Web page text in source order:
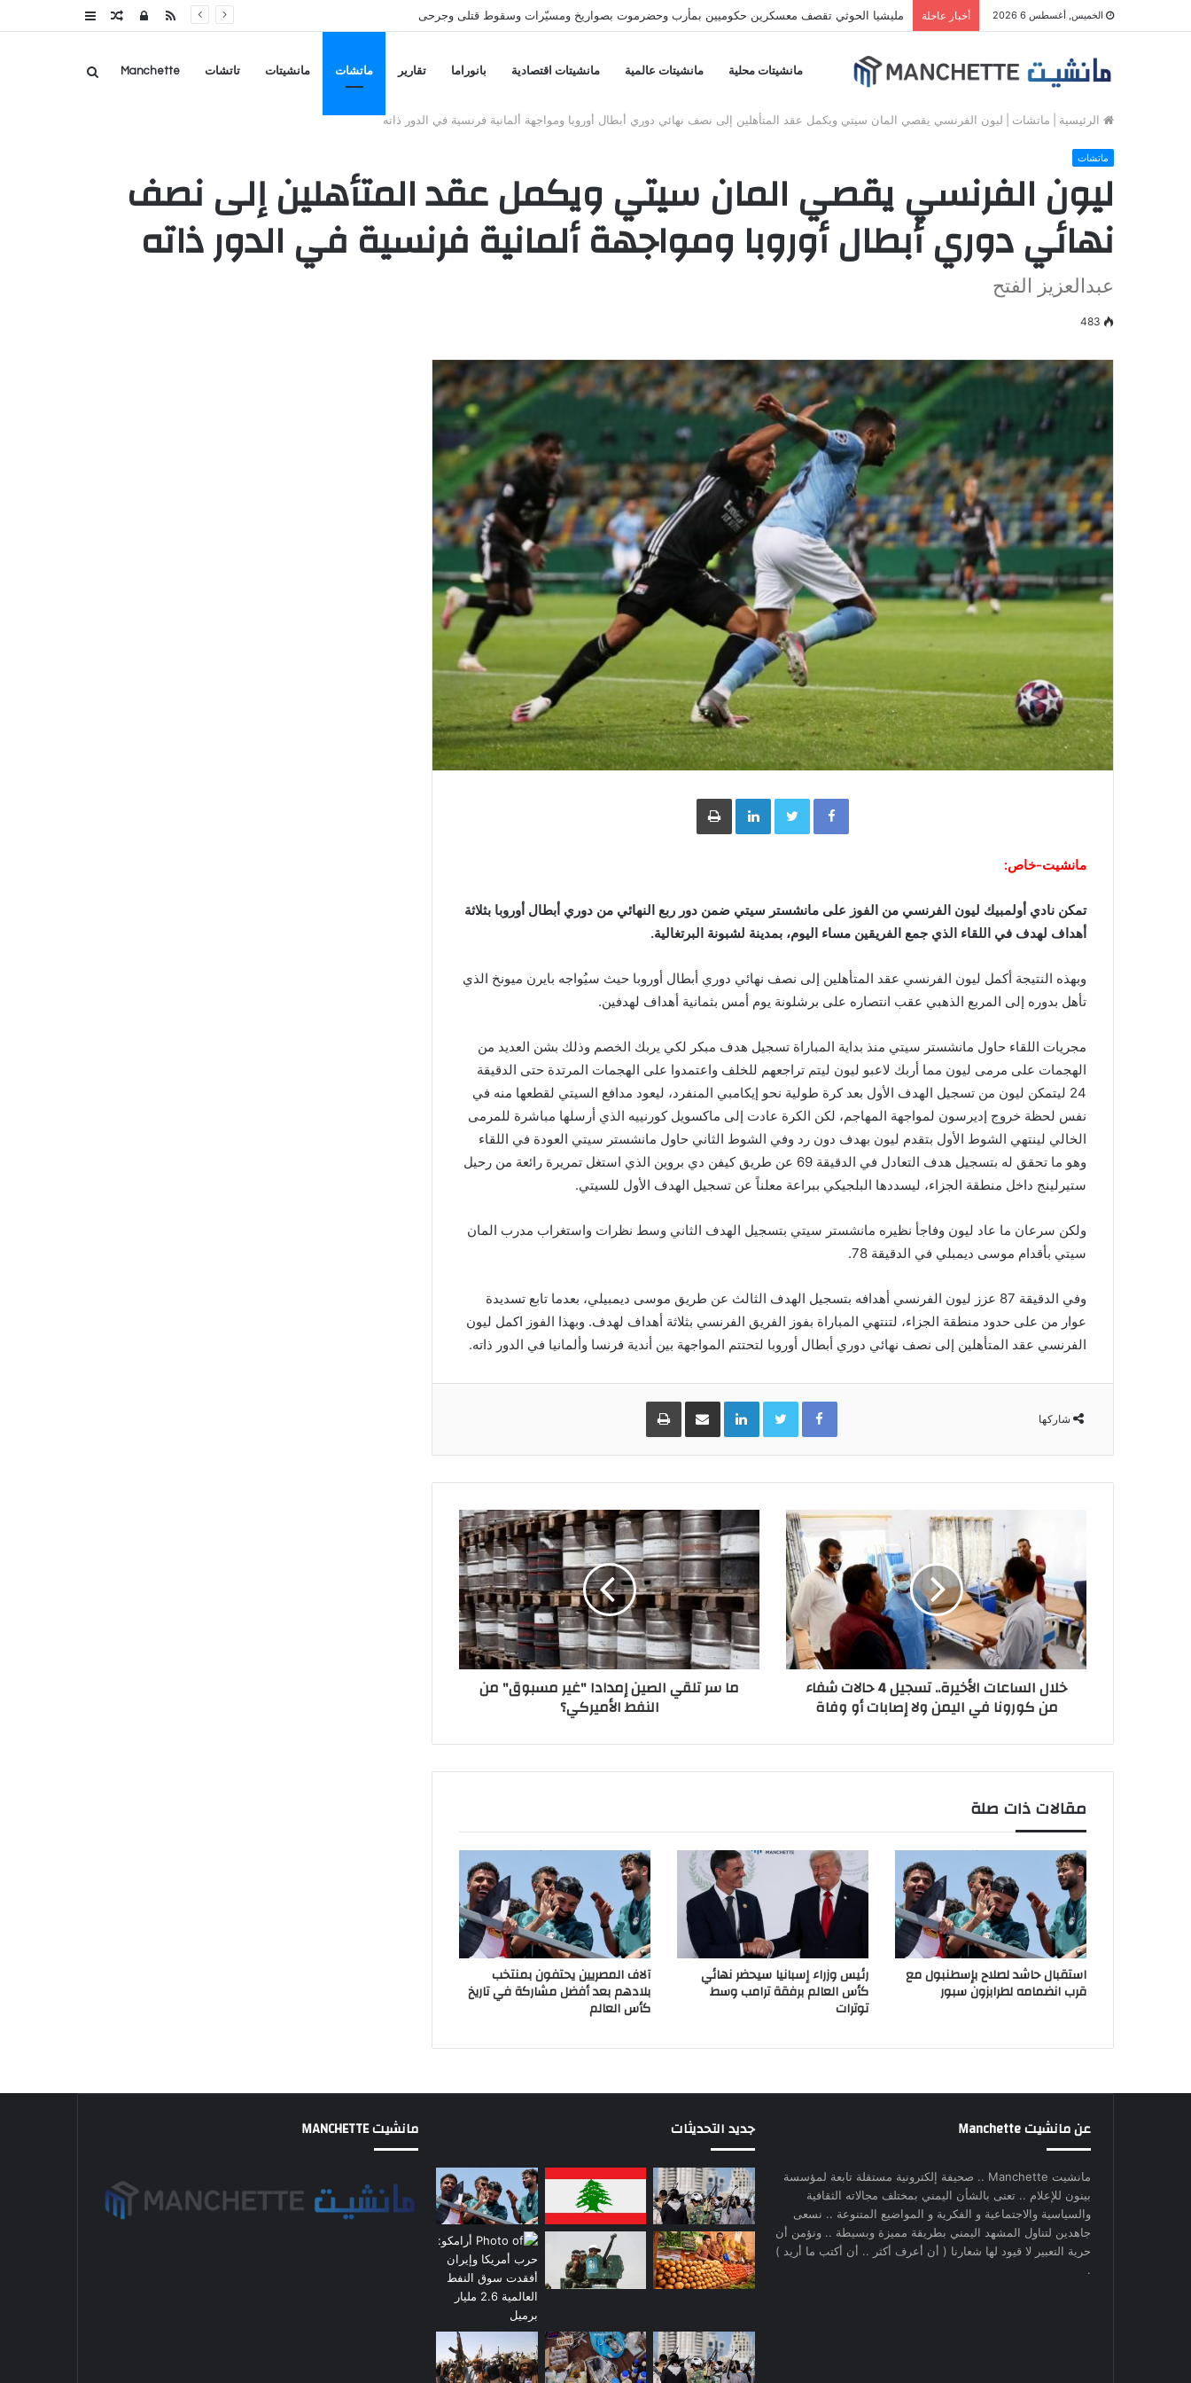
الخميس, أغسطس 6 2026 أخبار عاجلة إسرائيل تقصف جنوب لبنان عقب مقتل جنديين ومحادثات روما تستمر عمودمقالتسجيلRSS
مانشيتات محلية مانشيتات عالمية مانشيتات اقتصادية بانوراما تقارير ماتشات مانشيتات تاتشات Manchette بحث
الرئيسية ماتشات ليون الفرنسي يقصي المان سيتي ويكمل عقد المتأهلين إلى نصف نهائي دوري أبطال أوروبا ومواجهة ألمانية فرنسية في الدور ذاته
ماتشات
ليون الفرنسي يقصي المان سيتي ويكمل عقد المتأهلين إلى نصف
نهائي دوري أبطال أوروبا ومواجهة ألمانية فرنسية في الدور ذاته
عبدالعزيز الفتح
483
Facebook
Twitter
LinkedInطباعة
مانشيت-خاص:
تمكن نادي أولمبيك ليون الفرنسي من الفوز على مانشستر سيتي ضمن دور ربع النهائي من دوري أبطال أوروبا بثلاثة
أهداف لهدف في اللقاء الذي جمع الفريقين مساء اليوم، بمدينة لشبونة البرتغالية.
وبهذه النتيجة أكمل ليون الفرنسي عقد المتأهلين إلى نصف نهائي دوري أبطال أوروبا حيث سيُواجه بايرن ميونخ الذي
تأهل بدوره إلى المربع الذهبي عقب انتصاره على برشلونة يوم أمس بثمانية أهداف لهدفين.
مجريات اللقاء حاول مانشستر سيتي منذ بداية المباراة تسجيل هدف مبكر لكي يربك الخصم وذلك بشن العديد من
الهجمات على مرمى ليون مما أربك لاعبو ليون ليتم تراجعهم للخلف واعتمدوا على الهجمات المرتدة حتى الدقيقة
24 ليتمكن ليون من تسجيل الهدف الأول بعد كرة طولية نحو إيكامبي المنفرد، ليعود مدافع السيتي لقطعها منه في
نفس لحظة خروج إديرسون لمواجهة المهاجم، لكن الكرة عادت إلى ماكسويل كورنييه الذي أرسلها مباشرة للمرمى
الخالي لينتهي الشوط الأول بتقدم ليون بهدف دون رد وفي الشوط الثاني حاول مانشستر سيتي العودة في اللقاء
وهو ما تحقق له بتسجيل هدف التعادل في الدقيقة 69 عن طريق كيفن دي بروين الذي استغل تمريرة رائعة من رحيل
ستيرلينج داخل منطقة الجزاء، ليسددها البلجيكي ببراعة معلناً عن تسجيل الهدف الأول للسيتي.
ولكن سرعان ما عاد ليون وفاجأ نظيره مانشستر سيتي بتسجيل الهدف الثاني وسط نظرات واستغراب مدرب المان
سيتي بأقدام موسى ديمبلي في الدقيقة 78.
وفي الدقيقة 87 عزز ليون الفرنسي أهدافه بتسجيل الهدف الثالث عن طريق موسى ديمبيلي، بعدما تابع تسديدة
عوار من على حدود منطقة الجزاء، لتنتهي المباراة بفوز الفريق الفرنسي بثلاثة أهداف لهدف. وبهذا الفوز اكمل ليون
الفرنسي عقد المتأهلين إلى نصف نهائي دوري أبطال أوروبا لتحتتم المواجهة بين أندية فرنسا وألمانيا في الدور ذاته.
شاركها
Facebook
Twitter
LinkedInمشاركة عبر البريد طباعة
خلال الساعات الأخيرة.. تسجيل 4 حالات شفاء
من كورونا في اليمن ولا إصابات أو وفاة
ما سر تلقي الصين إمدادا "غير مسبوق" من
النفط الأميركي؟
مقالات ذات صلة
استقبال حاشد لصلاح بإسطنبول مع
قرب انضمامه لطرابزون سبور
رئيس وزراء إسبانيا سيحضر نهائي
كأس العالم برفقة ترامب وسط
توترات
آلاف المصريين يحتفون بمنتخب
بلادهم بعد أفضل مشاركة في تاريخ
كأس العالم
عن مانشيت Manchette
مانشيت Manchette .. صحيفة إلكترونية مستقلة تابعة لمؤسسة
بينون للإعلام .. تعنى بالشأن اليمني بمختلف مجالاته الثقافية
والسياسية والاجتماعية و الفكرية و المواضيع المتنوعة .. نسعى
جاهدين لتناول المشهد اليمني بطريقة مميزة وبسيطة .. ونؤمن أن
حرية التعبير لا قيود لها شعارنا ( أن أعرف أكثر .. أن أكتب ما أريد )
.
جديد التحديثات مانشيت MANCHETTE